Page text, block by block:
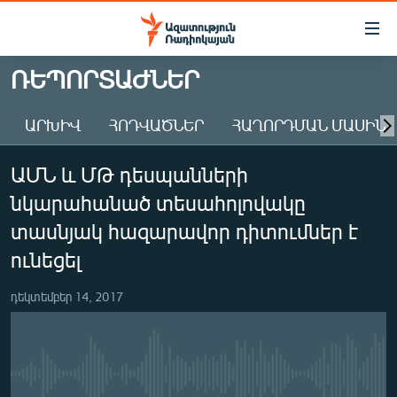
Մատչելիության
Անցնել
հիմնական
Անցնել
հիմնական
մենյուին
Որոնում
ԱԶԱՏՈՒԹՅՈՒՆ TV
ՀԱՅԱՍՏԱՆ
ԸՆՏՐՈՒԹՅՈՒՆՆԵՐ 2026
ԻՐԱՎՈՒՆՔ
ՀԱՍԱՐԱԿՈՒԹՅՈՒՆ
ՂԱՐԱԲԱՂ
ՌԵՊՈՐՏԱԺՆԵՐ
ԱՐԽԻՎ ՀՈԴՎԱԾՆԵՐ ՀԱՂՈՐԴՄԱՆ ՄԱՍԻՆ
ԱՄՆ և ՄԹ դեսպանների
նկարահանած տեսահոլովակը
տասնյակ հազարավոր դիտումներ է
ունեցել
դեկտեմբեր 14, 2017